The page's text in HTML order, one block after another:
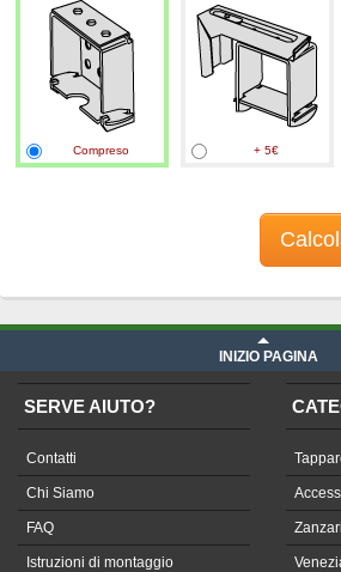
Compreso + 5€
INIZIO PAGINA
SERVE AIUTO?
Contatti
Chi Siamo
FAQ
Istruzioni di montaggio